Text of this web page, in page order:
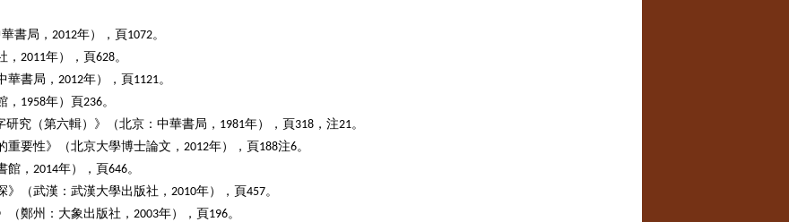
書局， 2012年），頁 1072。
， 2011年），頁628。
華書局， 2012年），頁 1121。
， 1958年）頁236。
究（第六輯）》（北京：中華書局， 1981年），頁 318 ，注21。
要性》（北京大學博士論文， 2012年），頁 188注6。
館， 2014年），頁646。
（武漢：武漢大學出版社， 2010年），頁457。
鄭州：大象出版社， 2003年），頁 196。